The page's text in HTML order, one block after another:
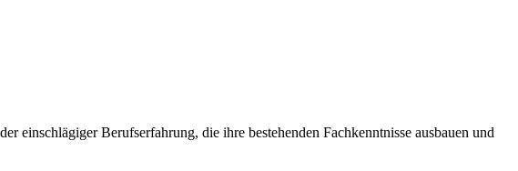
einschlägiger Berufserfahrung, die ihre bestehenden Fachkenntnisse ausbauen und